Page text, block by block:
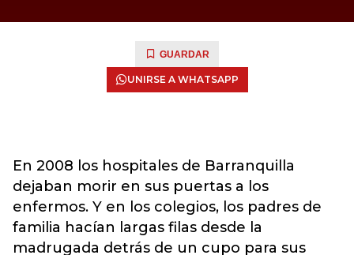
GUARDAR
UNIRSE A WHATSAPP
En 2008 los hospitales de Barranquilla
dejaban morir en sus puertas a los
enfermos. Y en los colegios, los padres de
familia hacían largas filas desde la
madrugada detrás de un cupo para sus